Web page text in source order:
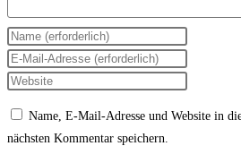
Gib
deinen
Namen
Benutzernamen
Gib
deine
Gib
Name, E-Mail-Adresse und Website in
nächsten Kommentar speichern.